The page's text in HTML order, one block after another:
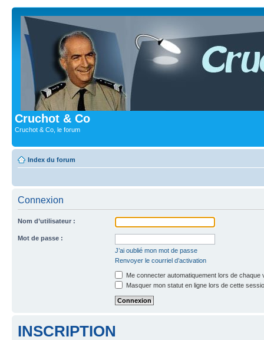
Cruchot & Co
Cruchot & Co, le forum
Index du forum
Connexion
Nom d’utilisateur :
Mot de passe :
J’ai oublié mon mot de passe
Renvoyer le courriel d’activation
Me connecter automatiquement lors de chaque
Masquer mon statut en ligne lors de cette
INSCRIPTION